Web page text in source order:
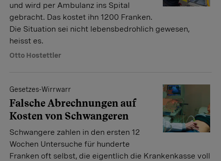
und wird per Ambulanz ins Spital
gebracht. Das kostet ihn 1200 Franken.
Die Situation sei nicht lebensbedrohlich gewesen,
heisst es.
Otto Hostettler
Gesetzes-Wirrwarr
Falsche Abrechnungen auf
Kosten von Schwangeren
Schwangere zahlen in den ersten 12
Wochen Untersuche für hunderte
Franken oft selbst, die eigentlich die Krankenkasse voll